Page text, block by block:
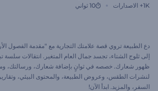
1K+ الاصدارات 10 ثواني
دع الطبيعة تروي قصة علامتك التجارية مع "مقدمة الفصول
إلى ثلوج الشتاء، تجسد جمال العام المتغير. انتقالات سلسة
ظهور شعارك. خصصه في ثوانٍ بإضافة شعارك، ورسالتك،
لنشرات الطقس، وعروض الطبيعة، والمحتوى البيئي،
السفر، والمزيد. ابدأ الآن!